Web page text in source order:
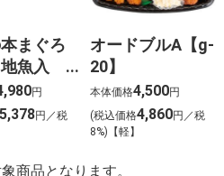
まぐろ
地魚入
瑞穂
）わさ
g-3】
円
5,378円／税
オードブルA【g-
20】
本体価格4,500円
(税込価格4,860円／税
8%)【軽】
商品となります。